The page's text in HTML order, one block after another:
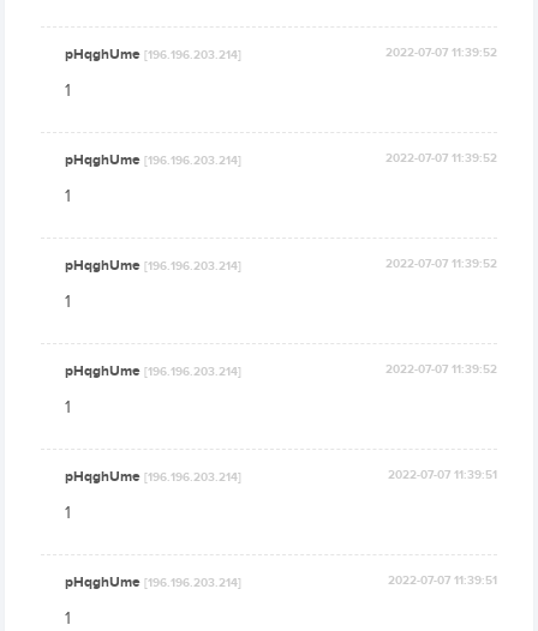
pHqghUme[196.196.203.214] 2022-07-07 11:39:52
1
pHqghUme[196.196.203.214] 2022-07-07 11:39:52
1
pHqghUme[196.196.203.214] 2022-07-07 11:39:52
1
pHqghUme[196.196.203.214] 2022-07-07 11:39:52
1
pHqghUme[196.196.203.214] 2022-07-07 11:39:51
1
pHqghUme[196.196.203.214] 2022-07-07 11:39:51
1